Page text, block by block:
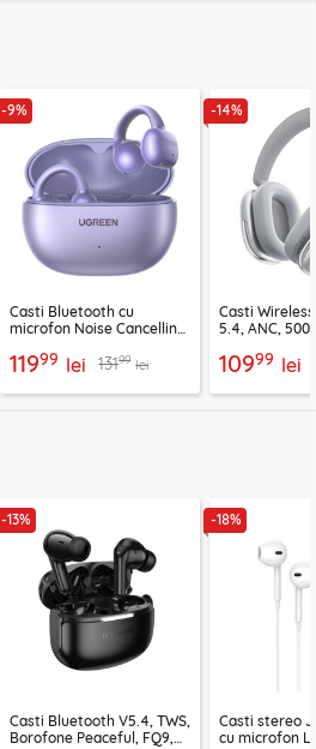
-9%
Casti Bluetooth cu
microfon Noise Cancelling
11999 lei 13199 lei
-14%
Casti
5.4, ANC,
10999 lei
-13%
Casti Bluetooth V5.4, TWS,
Borofone Peaceful, FQ9,
-18%
Casti stereo
cu microfon